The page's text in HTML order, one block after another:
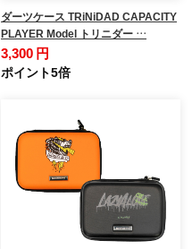
ダーツケース TRiNiDAD CAPACITY
PLAYER Model トリニダー …
3,300 円
ポイント5倍